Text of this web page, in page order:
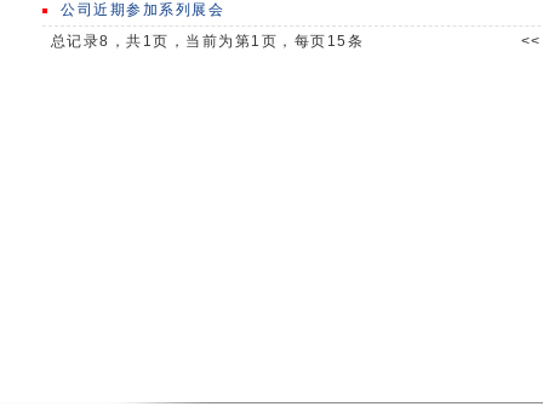
公司近期参加系列展会
总记录8，共1页，当前为第1页，每页15条
<<